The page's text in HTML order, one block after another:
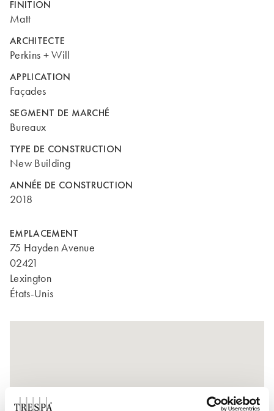
FINITION
Matt
ARCHITECTE
Perkins + Will
APPLICATION
Façades
SEGMENT DE MARCHÉ
Bureaux
TYPE DE CONSTRUCTION
New Building
ANNÉE DE CONSTRUCTION
2018
EMPLACEMENT
75 Hayden Avenue
02421
Lexington
États-Unis